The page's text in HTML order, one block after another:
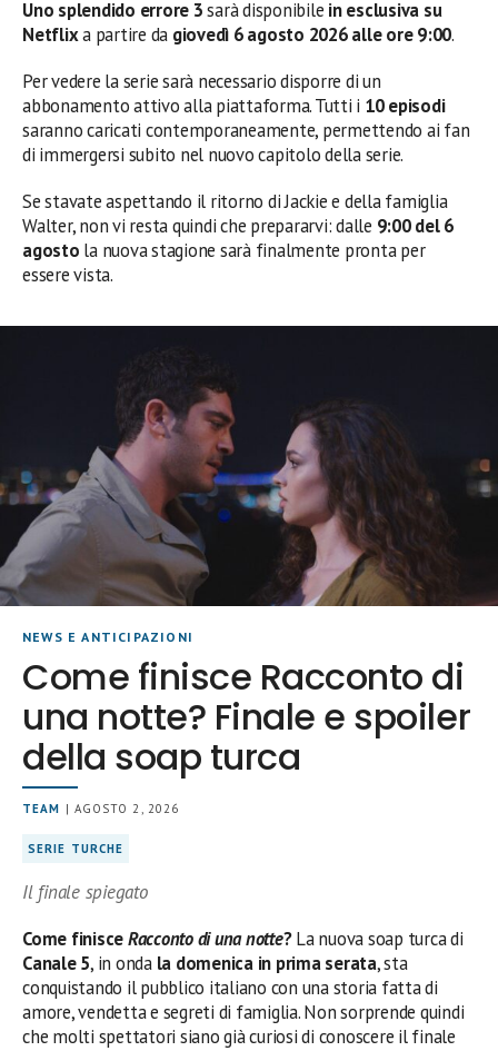
Uno splendido errore 3sarà disponibile in esclusiva su
Netflixa partire da giovedì 6 agosto 2026 alle ore 9:00.
Per vedere la serie sarà necessario disporre di un
abbonamento attivo alla piattaforma. Tutti i 10 episodi
saranno caricati contemporaneamente, permettendo ai fan
di immergersi subito nel nuovo capitolo della serie.
Se stavate aspettando il ritorno di Jackie e della famiglia
Walter, non vi resta quindi che prepararvi: dalle 9:00 del 6
agosto la nuova stagione sarà finalmente pronta per
essere vista.
NEWS E ANTICIPAZIONI
Come finisce Racconto di
una notte? Finale e spoiler
della soap turca
TEAM | AGOSTO 2, 2026
SERIE TURCHE
Il finale spiegato
Come finisceRacconto di una notte?La nuova soap turca di
Canale 5, in onda la domenica in prima serata, sta
conquistando il pubblico italiano con una storia fatta di
amore, vendetta e segreti di famiglia. Non sorprende quindi
che molti spettatori siano già curiosi di conoscere il finale